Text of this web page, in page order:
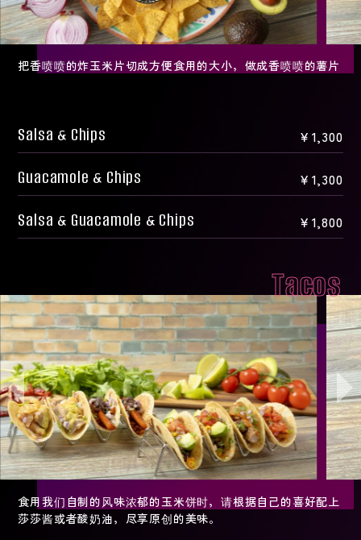
把香喷喷的炸玉米片切成方便食用的大小，做成香喷喷的薯片
Salsa & Chips ￥1,300
Guacamole & Chips ￥1,300
Salsa & Guacamole & Chips ￥1,800
Tacos
食用我们自制的风味浓郁的玉米饼时，请根据自己的喜好配上
莎莎酱或者酸奶油，尽享原创的美味。